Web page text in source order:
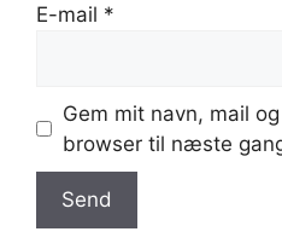
E-mail *
Gem mit navn, mail
browser til næste